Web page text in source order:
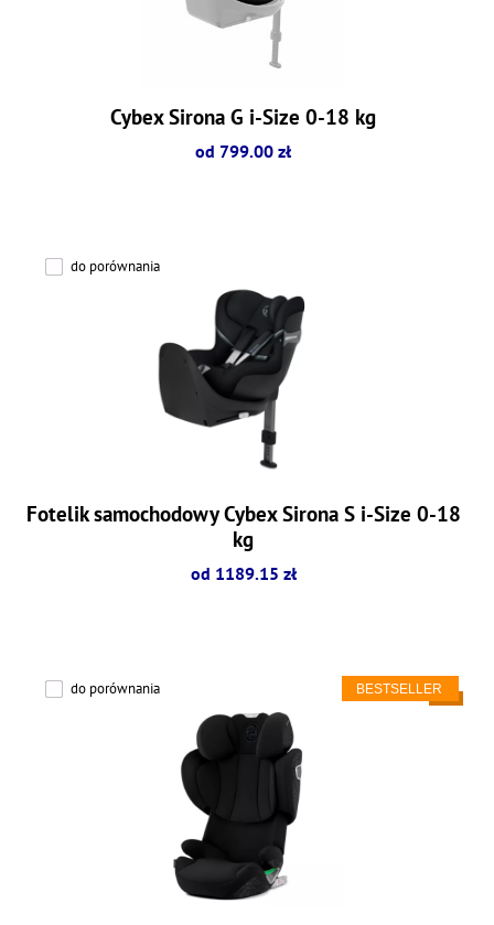
Cybex Sirona G i-Size 0-18 kg
od 799.00 zł
do porównania
Fotelik samochodowy Cybex Sirona S i-Size 0-18
kg
od 1189.15 zł
do porównania